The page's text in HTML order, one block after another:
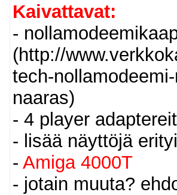
Kaivattavat:
-
(http://
tech-
naaras)
- 4 player
- lisää näyttöjä
- Amiga 4000T
- jotain muuta?